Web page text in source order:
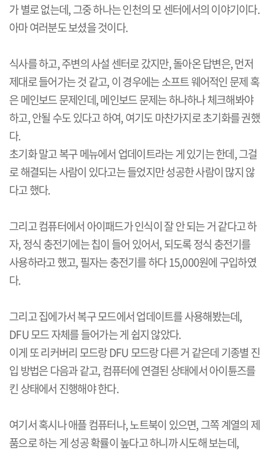
가 별로 없는데, 그중 하나는 인천의 모 센터에서의 이야기이다.
아마 여러분도 보셨을 것이다.
식사를 하고, 주변의 사설 센터로 갔지만, 돌아온 답변은, 먼저
제대로 들어가는 것 같고, 이 경우에는 소프트 웨어적인 문제 혹
은 메인보드 문제인데, 메인보드 문제는 하나하나 체크해봐야
하고, 안될 수도 있다고 하여, 여기도 마찬가지로 초기화를 권했
다.
초기화 말고 복구 메뉴에서 업데이트라는 게 있기는 한데, 그걸
로 해결되는 사람이 있다고는 들었지만 성공한 사람이 많지 않
다고 했다.
그리고 컴퓨터에서 아이패드가 인식이 잘 안 되는 거 같다고 하
자, 정식 충전기에는 칩이 들어 있어서, 되도록 정식 충전기를
사용하라고 했고, 필자는 충전기를 하다 15,000원에 구입하였
다.
그리고 집에가서 복구 모드에서 업데이트를 사용해봤는데,
DFU 모드 자체를 들어가는 게 쉽지 않았다.
이게 또 리커버리 모드랑 DFU 모드랑 다른 거 같은데 기종별 진
입 방법은 다음과 같고, 컴퓨터에 연결된 상태에서 아이튠즈를
킨 상태에서 진행해야 한다.
여기서 혹시나 애플 컴퓨터나, 노트북이 있으면, 그쪽 계열의 제
품으로 하는 게 성공 확률이 높다고 하니까 시도해 보는데,